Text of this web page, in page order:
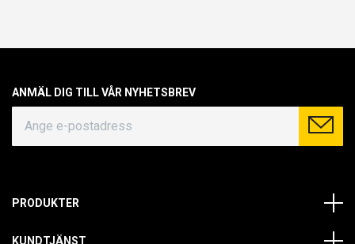
ANMÄL DIG TILL VÅR NYHETSBREV
PRODUKTER
KUNDTJÄNST